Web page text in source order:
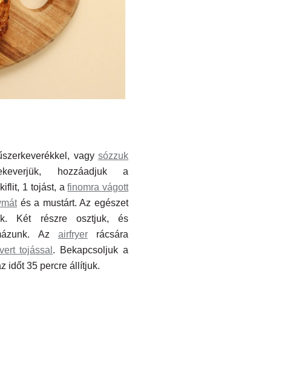
vagysózzuk
hozzáadjuk a
1 tojást, afinomra vágott
és a mustárt. Az egészet
Két részre osztjuk, és
Az airfryerrácsára
tojással . Bekapcsoljuk a
időt 35 percre állítjuk.